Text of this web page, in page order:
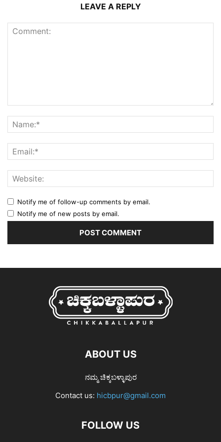
LEAVE A REPLY
Notify me of follow-up comments by email.
Notify me of new posts by email.
ABOUT US
ನಮ್ಮ ಚಿಕ್ಕಬಳ್ಳಾಪುರ
Contact us: hicbpur@gmail.com
FOLLOW US